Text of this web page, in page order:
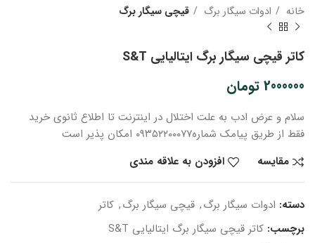
خانه ادوات سیگار برگ قیچی سیگار برگ
کاتر قیچی سیگار برگ ایتالیایی S&T
2000000 تومان
سلام و عرض ادب به علت اختلال در اینترنت تا اطلاع ثانوی خرید
فقط از طریق پیامک شماره۰۹۳۵۲۲۰۰۰۷۷ امکان پذیر است
مقایسه
افزودن به علاقه مندی
دسته: ادوات سیگار برگ, قیچی سیگار برگ, کاتر
برچسب: کاتر قیچی سیگار برگ ایتالیایی S&T